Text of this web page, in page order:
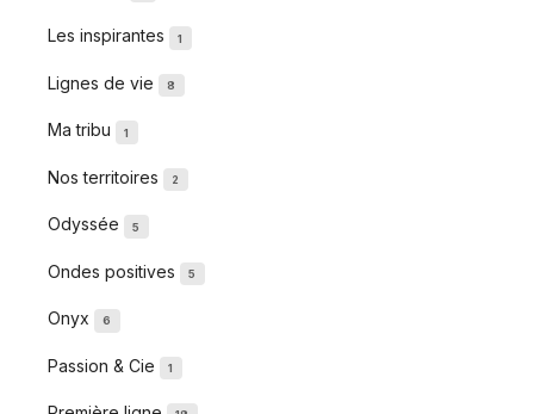
Les inspirantes 1
Lignes de vie 8
Ma tribu 1
Nos territoires 2
Odyssée 5
Ondes positives 5
Onyx 6
Passion & Cie 1